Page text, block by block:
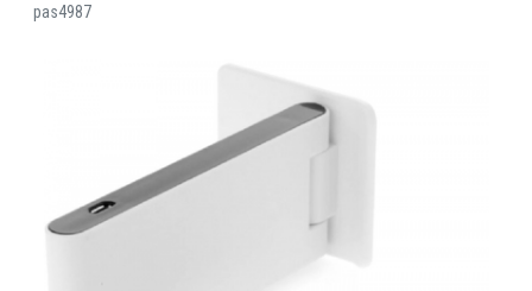
pas4987